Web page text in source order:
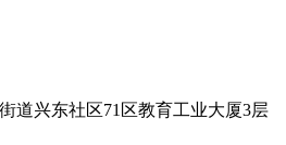
道兴东社区71区教育工业大厦3层